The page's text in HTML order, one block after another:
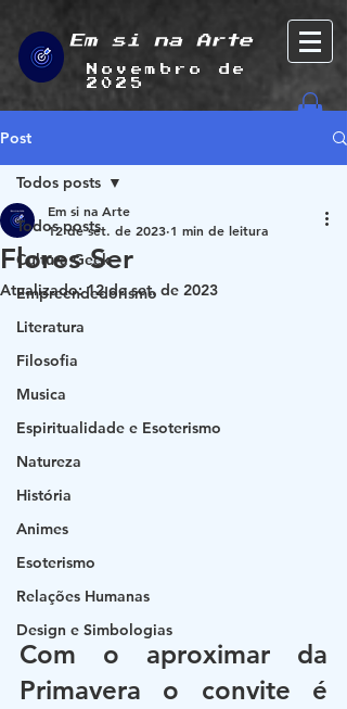
Em si na Arte
Novembro de
2025
Post
Todos posts
Cultura Geek
Empreendedorismo
Literatura
Filosofia
Musica
Espiritualidade e Esoterismo
Natureza
História
Animes
Esoterismo
Relações Humanas
Design e Simbologias
Todos posts
Flores Ser
Em si na Arte
12 de set. de 2023 1 min de leitura
Atualizado:12 de set. de 2023
Com o aproximar da
Primavera o convite é